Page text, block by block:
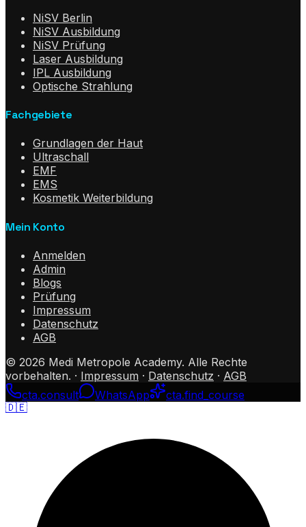
NiSV Berlin
NiSV Ausbildung
NiSV Prüfung
Laser Ausbildung
IPL Ausbildung
Optische Strahlung
Fachgebiete
Grundlagen der Haut
Ultraschall
EMF
EMS
Kosmetik Weiterbildung
Mein Konto
Anmelden
Admin
Blogs
Prüfung
Impressum
Datenschutz
AGB
© 2026 Medi Metropole Academy. Alle Rechte
vorbehalten. · Impressum · Datenschutz · AGB
cta.consult
WhatsApp cta.find_course
🇩🇪